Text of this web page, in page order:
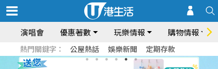
演唱會 優惠著數 玩樂情報 購物情報
熱門關鍵字： 公屋熱話 娛樂新聞 定期存款